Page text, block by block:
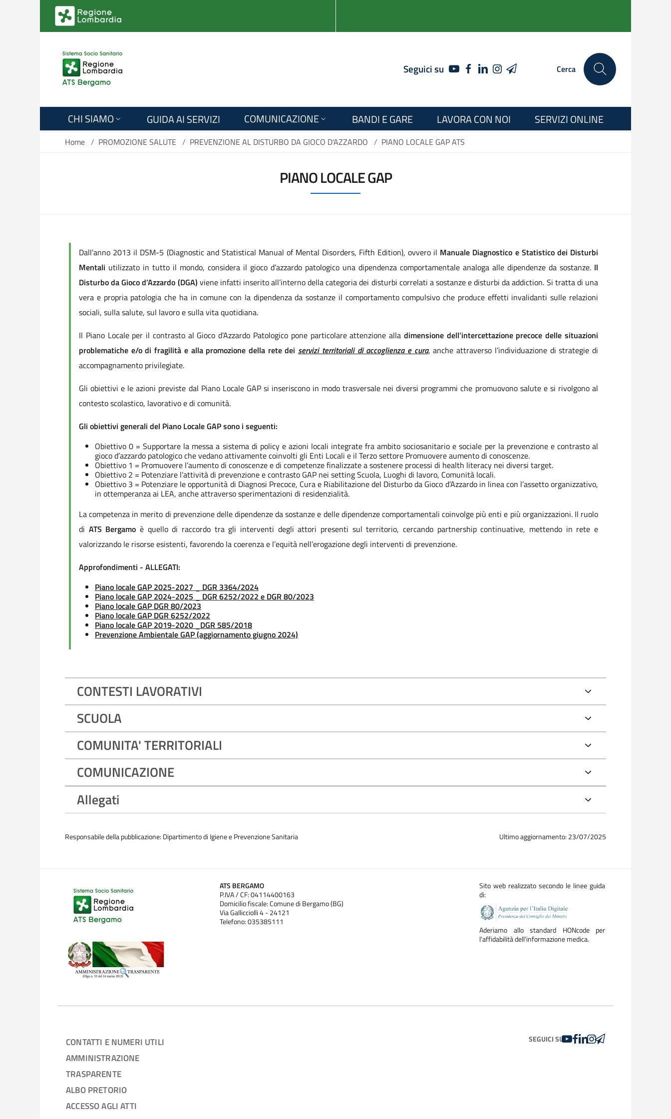
Salta al contenuto principale
Seguici su YOUTUBEFACEBOOK
LINKEDIN
INSTAGRAM
TELEGRAM Cerca
CHI SIAMO GUIDA AI SERVIZI COMUNICAZIONE BANDI E GARE LAVORA CON NOI SERVIZI ONLINE
Home / PROMOZIONE SALUTE / PREVENZIONE AL DISTURBO DA GIOCO D'AZZARDO / PIANO LOCALE GAP ATS
PIANO LOCALE GAP
Dall'anno 2013 il DSM-5 (Diagnostic and Statistical Manual of Mental Disorders, Fifth Edition), ovvero il Manuale Diagnostico e Statistico dei Disturbi
Mentali utilizzato in tutto il mondo, considera il gioco d’azzardo patologico una dipendenza comportamentale analoga alle dipendenze da sostanze. Il
Disturbo da Gioco d’Azzardo (DGA) viene infatti inserito all’interno della categoria dei disturbi correlati a sostanze e disturbi da addiction. Si tratta di una
vera e propria patologia che ha in comune con la dipendenza da sostanze il comportamento compulsivo che produce effetti invalidanti sulle relazioni
sociali, sulla salute, sul lavoro e sulla vita quotidiana.
Il Piano Locale per il contrasto al Gioco d’Azzardo Patologico pone particolare attenzione alla dimensione dell’intercettazione precoce delle situazioni
problematiche e/o di fragilità e alla promozione della rete deiservizi territoriali di accoglienza e cura, anche attraverso l’individuazione di strategie di
accompagnamento privilegiate.
Gli obiettivi e le azioni previste dal Piano Locale GAP si inseriscono in modo trasversale nei diversi programmi che promuovono salute e si rivolgono al
contesto scolastico, lavorativo e di comunità.
Gli obiettivi generali del Piano Locale GAP sono i seguenti:
Obiettivo 0 = Supportare la messa a sistema di policy e azioni locali integrate fra ambito sociosanitario e sociale per la prevenzione e contrasto al
gioco d’azzardo patologico che vedano attivamente coinvolti gli Enti Locali e il Terzo settore Promuovere aumento di conoscenze.
Obiettivo 1 = Promuovere l’aumento di conoscenze e di competenze finalizzate a sostenere processi di health literacy nei diversi target.
Obiettivo 2 = Potenziare l’attività di prevenzione e contrasto GAP nei setting Scuola, Luoghi di lavoro, Comunità locali.
Obiettivo 3 = Potenziare le opportunità di Diagnosi Precoce, Cura e Riabilitazione del Disturbo da Gioco d’Azzardo in linea con l’assetto organizzativo,
in ottemperanza ai LEA, anche attraverso sperimentazioni di residenzialità.
La competenza in merito di prevenzione delle dipendenze da sostanze e delle dipendenze comportamentali coinvolge più enti e più organizzazioni. Il ruolo
di ATS Bergamo è quello di raccordo tra gli interventi degli attori presenti sul territorio, cercando partnership continuative, mettendo in rete e
valorizzando le risorse esistenti, favorendo la coerenza e l’equità nell’erogazione degli interventi di prevenzione.
Approfondimenti - ALLEGATI:
Piano locale GAP 2025-2027 _ DGR 3364/2024
Piano locale GAP 2024-2025 _ DGR 6252/2022 e DGR 80/2023
Piano locale GAP DGR 80/2023
Piano locale GAP DGR 6252/2022
Piano locale GAP 2019-2020 _DGR 585/2018
Prevenzione Ambientale GAP (aggiornamento giugno 2024)
CONTESTI LAVORATIVI
SCUOLA
COMUNITA' TERRITORIALI
COMUNICAZIONE
Allegati
Responsabile della pubblicazione: Dipartimento di Igiene e Prevenzione Sanitaria Ultimo aggiornamento: 23/07/2025
ATS BERGAMO
P.IVA / CF: 04114400163
Domicilio fiscale: Comune di Bergamo (BG)
Via Gallicciolli 4 - 24121
Telefono: 035385111
Sito web realizzato secondo le linee guida
di:
Aderiamo allo standard HONcode per
l'affidabilità dell'informazione medica.
CONTATTI E NUMERI UTILI
AMMINISTRAZIONE
TRASPARENTE
ALBO PRETORIO
ACCESSO AGLI ATTI
SEGUICI SUYOUTUBE
FACEBOOK
LINKEDIN
INSTAGRAM
TELEGRAM